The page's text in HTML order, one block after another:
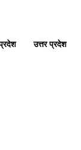
उत्तर प्रदेश